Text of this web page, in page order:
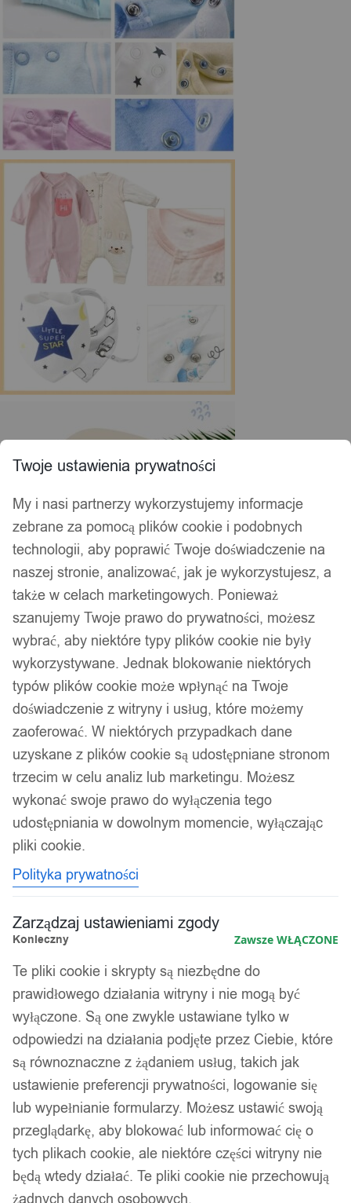
Twoje ustawienia prywatności
My i nasi partnerzy wykorzystujemy informacje
zebrane za pomocą plików cookie i podobnych
technologii, aby poprawić Twoje doświadczenie na
naszej stronie, analizować, jak je wykorzystujesz, a
także w celach marketingowych. Ponieważ
szanujemy Twoje prawo do prywatności, możesz
wybrać, aby niektóre typy plików cookie nie były
wykorzystywane. Jednak blokowanie niektórych
typów plików cookie może wpłynąć na Twoje
doświadczenie z witryny i usług, które możemy
zaoferować. W niektórych przypadkach dane
uzyskane z plików cookie są udostępniane stronom
trzecim w celu analiz lub marketingu. Możesz
wykonać swoje prawo do wyłączenia tego
udostępniania w dowolnym momencie, wyłączając
pliki cookie.
Polityka prywatności
Zarządzaj ustawieniami zgody
Konieczny Zawsze WŁĄCZONE
Te pliki cookie i skrypty są niezbędne do
prawidłowego działania witryny i nie mogą być
wyłączone. Są one zwykle ustawiane tylko w
odpowiedzi na działania podjęte przez Ciebie, które
są równoznaczne z żądaniem usług, takich jak
ustawienie preferencji prywatności, logowanie się
lub wypełnianie formularzy. Możesz ustawić swoją
przeglądarkę, aby blokować lub informować cię o
tych plikach cookie, ale niektóre części witryny nie
będą wtedy działać. Te pliki cookie nie przechowują